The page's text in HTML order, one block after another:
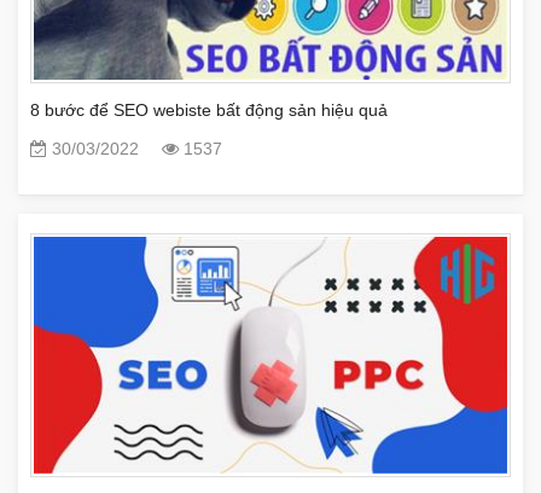
8 bước để SEO webiste bất động sản hiệu quả
30/03/2022
1537